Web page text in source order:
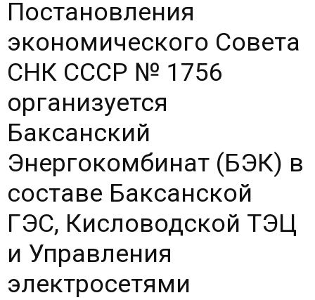
Постановления
экономического Совета
СНК СССР № 1756
организуется
Баксанский
Энергокомбинат (БЭК) в
составе Баксанской
ГЭС, Кисловодской ТЭЦ
и Управления
электросетями